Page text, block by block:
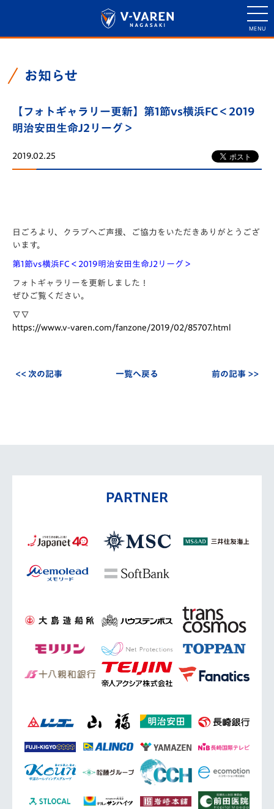
お知らせ
【フォトギャラリー更新】第1節vs横浜FC＜2019
明治安田生命J2リーグ＞
2019.02.25
日ごろより、クラブへご声援、ご協力をいただきありがとうござ
います。
第1節vs横浜FC＜2019明治安田生命J2リーグ＞
フォトギャラリーを更新しました！
ぜひご覧ください。
∇∇
https://www.v-varen.com/fanzone/2019/02/85707.html
<< 次の記事 一覧へ戻る 前の記事 >>
PARTNER